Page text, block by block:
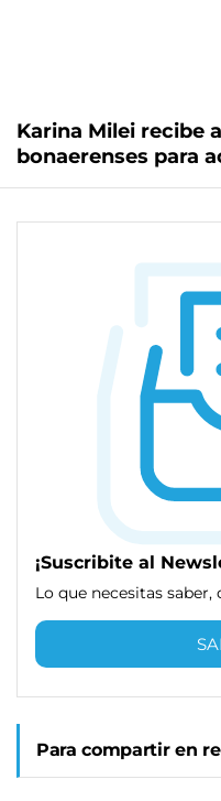
Karina Milei recibe
bonaerenses para
¡Suscribite al
Lo que necesitas
Para compartir en